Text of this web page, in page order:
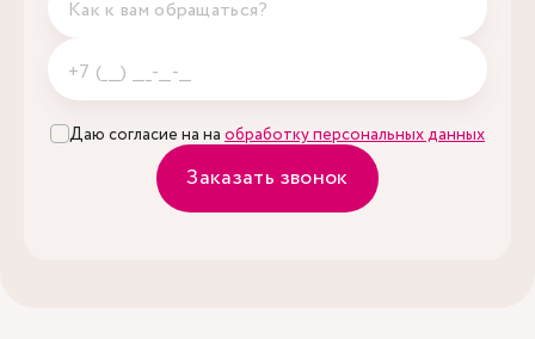
Даю согласие на на обработку персональных данных
Заказать звонок